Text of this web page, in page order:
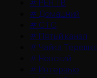
# РЕН ТВ
# Домашний
# СТС
# Пятый канал
# Чайка
# Невский
# Интервью